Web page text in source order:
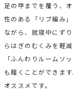
足の甲までを覆う、
性のある「リブ編み
ながら、就寝中にず
らはぎのむくみを軽減
「ふんわりルームソ
も履くことができま
オススメです。